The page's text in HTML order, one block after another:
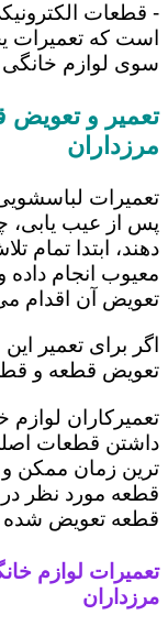
- قطعات
است که تعمیرات
سوی لوازم
تعمیر و تعویض
مرزداران
تعمیرات
پس از عیب یابی،
دهند، ابتدا تمام
معیوب انجام داده
تعویض آن اقدام
اگر برای تعمیر
تعویض قطعه و
تعمیرکاران لوازم
داشتن قطعات
ترین زمان ممکن و
قطعه مورد نظر در
قطعه تعویض شده
تعمیرات لوازم
مرزداران